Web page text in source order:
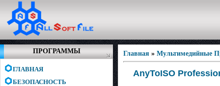
ПРОГРАММЫ
ГЛАВНАЯ
БЕЗОПАСНОСТЬ
Главная » Мультимедийные
AnyToISO